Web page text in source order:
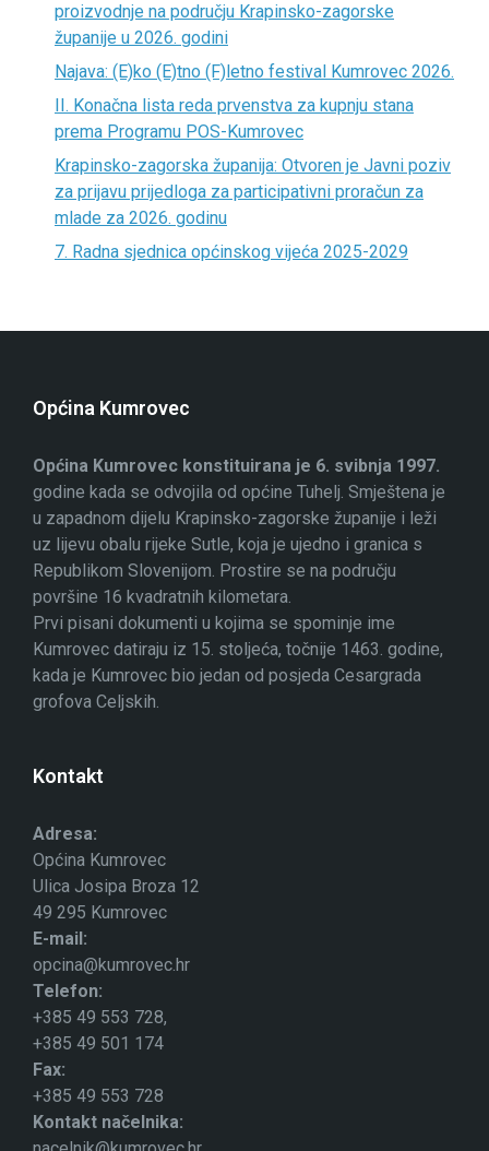
proizvodnje na području Krapinsko-zagorske
županije u 2026. godini
Najava: (E)ko (E)tno (F)letno festival Kumrovec 2026.
II. Konačna lista reda prvenstva za kupnju stana
prema Programu POS-Kumrovec
Krapinsko-zagorska županija: Otvoren je Javni poziv
za prijavu prijedloga za participativni proračun za
mlade za 2026. godinu
7. Radna sjednica općinskog vijeća 2025-2029
Općina Kumrovec
Općina Kumrovec konstituirana je 6. svibnja 1997.
godine kada se odvojila od općine Tuhelj. Smještena je
u zapadnom dijelu Krapinsko-zagorske županije i leži
uz lijevu obalu rijeke Sutle, koja je ujedno i granica s
Republikom Slovenijom. Prostire se na području
površine 16 kvadratnih kilometara.
Prvi pisani dokumenti u kojima se spominje ime
Kumrovec datiraju iz 15. stoljeća, točnije 1463. godine,
kada je Kumrovec bio jedan od posjeda Cesargrada
grofova Celjskih.
Kontakt
Adresa:
Općina Kumrovec
Ulica Josipa Broza 12
49 295 Kumrovec
E-mail:
opcina@kumrovec.hr
Telefon:
+385 49 553 728,
+385 49 501 174
Fax:
+385 49 553 728
Kontakt načelnika: